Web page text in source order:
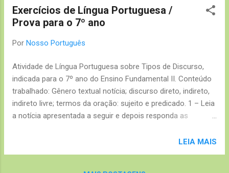
Exercícios de Língua Portuguesa /
Prova para o 7º ano
Por Nosso Português
Atividade de Língua Portuguesa sobre Tipos de Discurso,
indicada para o 7º ano do Ensino Fundamental II. Conteúdo
trabalhado: Gênero textual notícia; discurso direto, indireto,
indireto livre; termos da oração: sujeito e predicado. 1 – Leia
a notícia apresentada a seguir e depois responda as
meses Uso de celular em avião causa prisão A justiça
britânica condenou ontem um homem que se recusou a
LEIA MAIS